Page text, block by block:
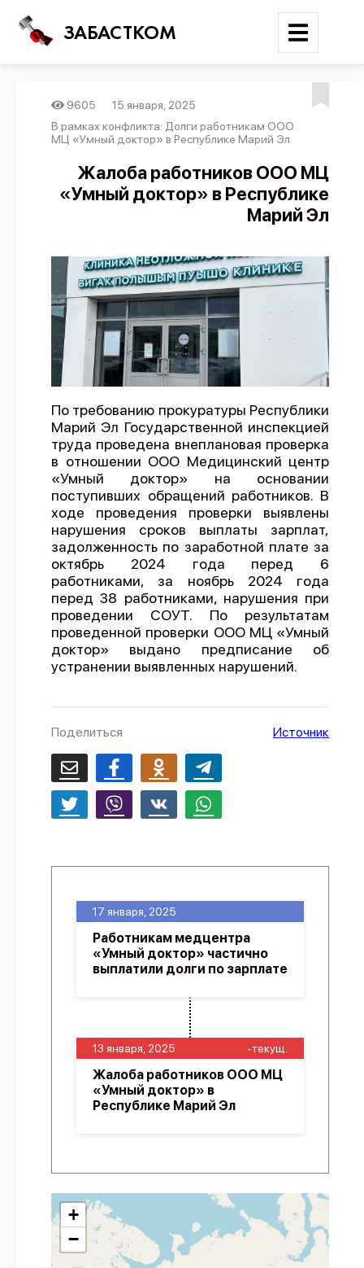
ЗАБАСТКОМ
Войти
Поиск
Новости
Отчеты
Предложить публикацию
Справочник
API
О проекте
Политика конфиденциальности
9605
15 января, 2025
В рамках конфликта: Долги работникам ООО
МЦ «Умный доктор» в Республике Марий Эл
Жалоба работников ООО МЦ
«Умный доктор» в Республике
Марий Эл
По требованию прокуратуры Республики
Марий Эл Государственной инспекцией
труда проведена внеплановая проверка
в отношении ООО Медицинский центр
«Умный доктор» на основании
поступивших обращений работников. В
ходе проведения проверки выявлены
нарушения сроков выплаты зарплат,
задолженность по заработной плате за
октябрь 2024 года перед 6
работниками, за ноябрь 2024 года
перед 38 работниками, нарушения при
проведении СОУТ. По результатам
проведенной проверки ООО МЦ «Умный
доктор» выдано предписание об
устранении выявленных нарушений.
Поделиться Источник
13 января, 2025 -текущ.
Жалоба работников ООО МЦ
«Умный доктор» в
Республике Марий Эл
17 января, 2025
Работникам медцентра
«Умный доктор» частично
выплатили долги по зарплате
+
−